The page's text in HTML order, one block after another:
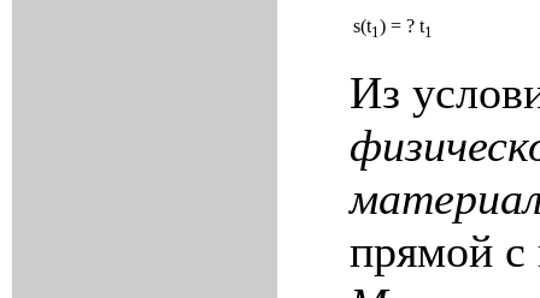
s(t1) = ? t1
Из
прямой с